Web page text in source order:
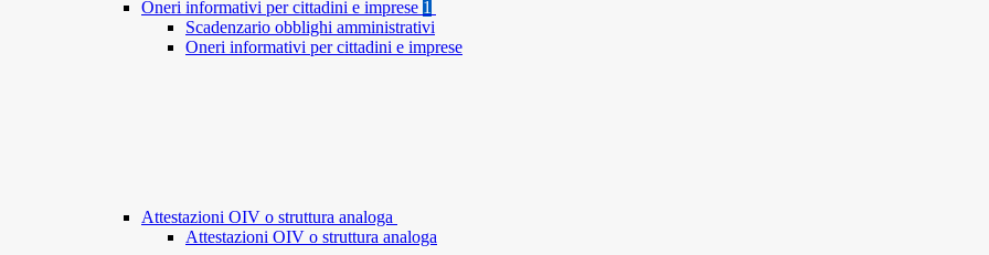
Oneri informativi per cittadini e imprese 1
Scadenzario obblighi amministrativi
Oneri informativi per cittadini e imprese
Attestazioni OIV o struttura analoga
Attestazioni OIV o struttura analoga